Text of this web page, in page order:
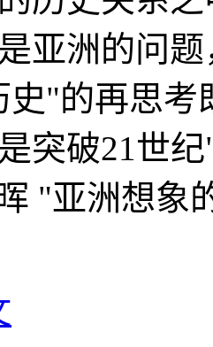
亚洲的问
史"的再思考
突破21世
"亚洲想象